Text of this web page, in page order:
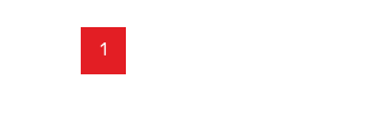
1